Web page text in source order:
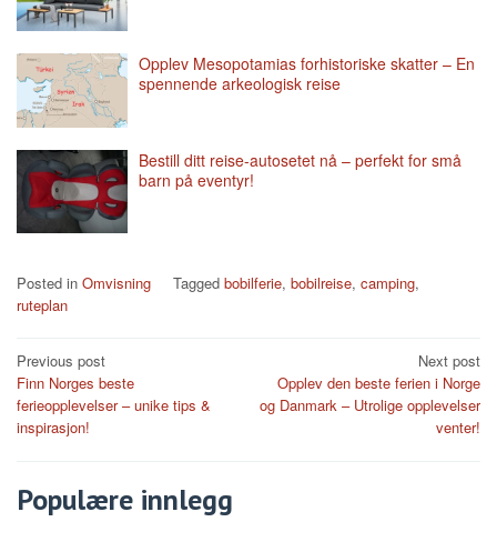
Opplev Mesopotamias forhistoriske skatter – En
spennende arkeologisk reise
Bestill ditt reise-autosetet nå – perfekt for små
barn på eventyr!
Posted in Omvisning Tagged bobilferie, bobilreise, camping,
ruteplan
Post
navigation
Previous post
Finn Norges beste
ferieopplevelser – unike tips &
inspirasjon!
Next post
Opplev den beste ferien i Norge
og Danmark – Utrolige opplevelser
venter!
Populære innlegg